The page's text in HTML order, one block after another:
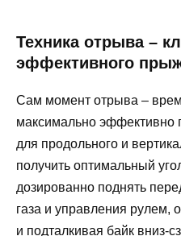
Техника отрыва –
эффективного
Сам момент отрыва –
максимально эффективно
для продольного и
получить оптимальный
дозированно поднять
газа и управления рулем,
и подталкивая байк вниз-